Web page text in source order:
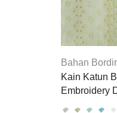
Bahan Bordir
Kain Katun
Embroidery